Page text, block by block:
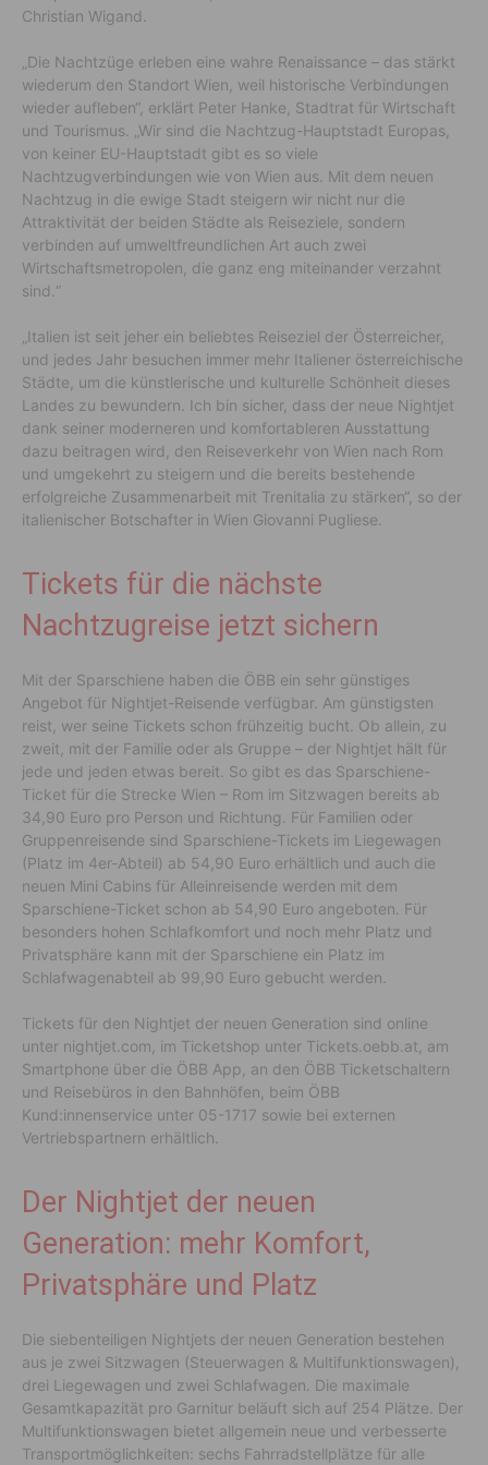
Christian Wigand.
„Die Nachtzüge erleben eine wahre Renaissance – das stärkt
wiederum den Standort Wien, weil historische Verbindungen
wieder aufleben“, erklärt Peter Hanke, Stadtrat für Wirtschaft
und Tourismus. „Wir sind die Nachtzug-Hauptstadt Europas,
von keiner EU-Hauptstadt gibt es so viele
Nachtzugverbindungen wie von Wien aus. Mit dem neuen
Nachtzug in die ewige Stadt steigern wir nicht nur die
Attraktivität der beiden Städte als Reiseziele, sondern
verbinden auf umweltfreundlichen Art auch zwei
Wirtschaftsmetropolen, die ganz eng miteinander verzahnt
sind.“
„Italien ist seit jeher ein beliebtes Reiseziel der Österreicher,
und jedes Jahr besuchen immer mehr Italiener österreichische
Städte, um die künstlerische und kulturelle Schönheit dieses
Landes zu bewundern. Ich bin sicher, dass der neue Nightjet
dank seiner moderneren und komfortableren Ausstattung
dazu beitragen wird, den Reiseverkehr von Wien nach Rom
und umgekehrt zu steigern und die bereits bestehende
erfolgreiche Zusammenarbeit mit Trenitalia zu stärken“, so der
italienischer Botschafter in Wien Giovanni Pugliese.
Tickets für die nächste
Nachtzugreise jetzt sichern
Mit der Sparschiene haben die ÖBB ein sehr günstiges
Angebot für Nightjet-Reisende verfügbar. Am günstigsten
reist, wer seine Tickets schon frühzeitig bucht. Ob allein, zu
zweit, mit der Familie oder als Gruppe – der Nightjet hält für
jede und jeden etwas bereit. So gibt es das Sparschiene-
Ticket für die Strecke Wien – Rom im Sitzwagen bereits ab
34,90 Euro pro Person und Richtung. Für Familien oder
Gruppenreisende sind Sparschiene-Tickets im Liegewagen
(Platz im 4er-Abteil) ab 54,90 Euro erhältlich und auch die
neuen Mini Cabins für Alleinreisende werden mit dem
Sparschiene-Ticket schon ab 54,90 Euro angeboten. Für
besonders hohen Schlafkomfort und noch mehr Platz und
Privatsphäre kann mit der Sparschiene ein Platz im
Schlafwagenabteil ab 99,90 Euro gebucht werden.
Tickets für den Nightjet der neuen Generation sind online
unter nightjet.com, im Ticketshop unter Tickets.oebb.at, am
Smartphone über die ÖBB App, an den ÖBB Ticketschaltern
und Reisebüros in den Bahnhöfen, beim ÖBB
Kund:innenservice unter 05-1717 sowie bei externen
Vertriebspartnern erhältlich.
Der Nightjet der neuen
Generation: mehr Komfort,
Privatsphäre und Platz
Die siebenteiligen Nightjets der neuen Generation bestehen
aus je zwei Sitzwagen (Steuerwagen & Multifunktionswagen),
drei Liegewagen und zwei Schlafwagen. Die maximale
Gesamtkapazität pro Garnitur beläuft sich auf 254 Plätze. Der
Multifunktionswagen bietet allgemein neue und verbesserte
Transportmöglichkeiten: sechs Fahrradstellplätze für alle